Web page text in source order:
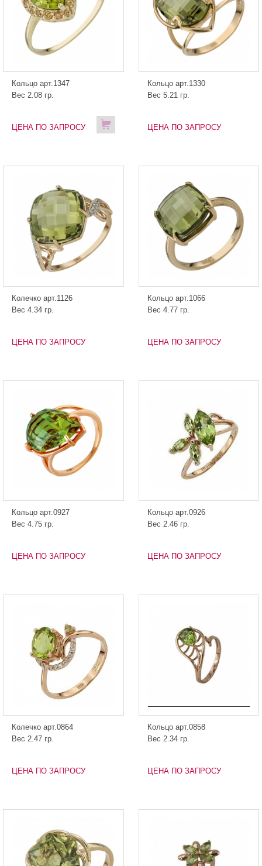
Кольцо арт.1347
Вес 2.08 гр.
ЦЕНА ПО ЗАПРОСУ
Кольцо арт.1330
Вес 5.21 гр.
ЦЕНА ПО ЗАПРОСУ
Колечко арт.1126
Вес 4.34 гр.
ЦЕНА ПО ЗАПРОСУ
Кольцо арт.1066
Вес 4.77 гр.
ЦЕНА ПО ЗАПРОСУ
Кольцо арт.0927
Вес 4.75 гр.
ЦЕНА ПО ЗАПРОСУ
Кольцо арт.0926
Вес 2.46 гр.
ЦЕНА ПО ЗАПРОСУ
Колечко арт.0864
Вес 2.47 гр.
ЦЕНА ПО ЗАПРОСУ
Кольцо арт.0858
Вес 2.34 гр.
ЦЕНА ПО ЗАПРОСУ